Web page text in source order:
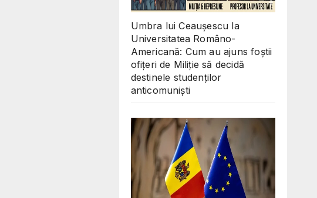
Umbra lui Ceaușescu la
Universitatea Româno-
Americană: Cum au ajuns foștii
ofițeri de Miliție să decidă
destinele studenților
anticomuniști